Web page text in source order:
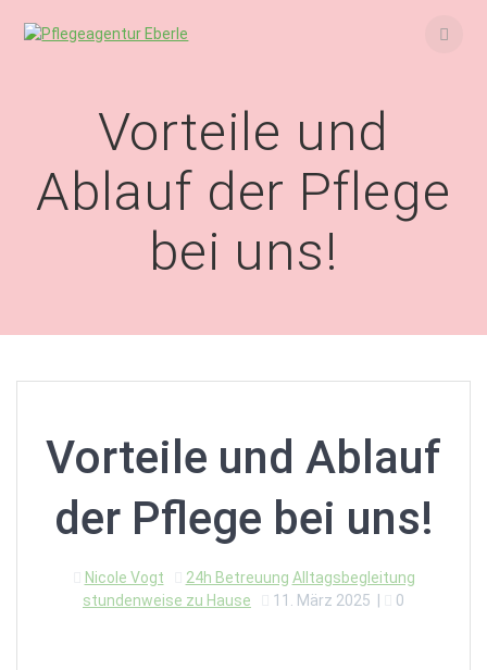
Vorteile und
Ablauf der Pflege
bei uns!
Vorteile und Ablauf
der Pflege bei uns!
Nicole Vogt 24h Betreuung Alltagsbegleitung
stundenweise zu Hause
11. März 2025 0